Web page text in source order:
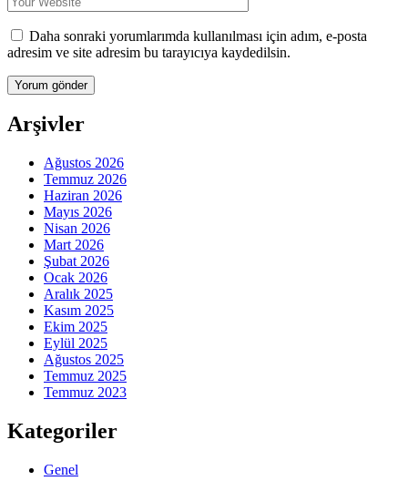
Daha sonraki yorumlarımda kullanılması için adım, e-posta
adresim ve site adresim bu tarayıcıya kaydedilsin.
Arşivler
Ağustos 2026
Temmuz 2026
Haziran 2026
Mayıs 2026
Nisan 2026
Mart 2026
Şubat 2026
Ocak 2026
Aralık 2025
Kasım 2025
Ekim 2025
Eylül 2025
Ağustos 2025
Temmuz 2025
Temmuz 2023
Kategoriler
Genel